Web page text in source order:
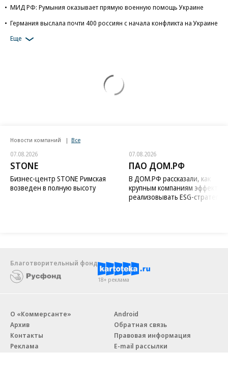
МИД РФ: Румыния оказывает прямую военную помощь Украине
Германия выслала почти 400 россиян с начала конфликта на Украине
Еще
Новости компаний Все
07.08.2026
STONE
Бизнес-центр STONE Римская
возведен в полную высоту
07.08.2026
ПАО ДОМ.РФ
В ДОМ.РФ рассказали, как
крупным компаниям
реализовывать ESG-стратегию
Благотворительный фонд
18+ реклама
О «Коммерсанте»
Архив
Контакты
Реклама
Android
Обратная связь
Правовая информация
E-mail рассылки